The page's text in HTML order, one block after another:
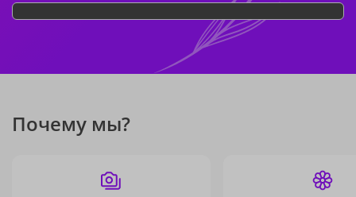
Почему мы?